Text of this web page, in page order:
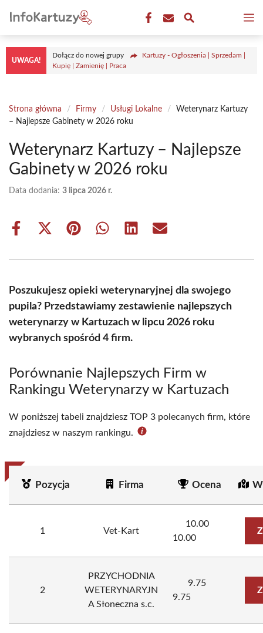
treści
UWAGA!
Dołącz do nowej grupy
Kartuzy - Ogłoszenia | Sprzedam |
Kupię | Zamienię | Praca
Strona główna / Firmy / Usługi Lokalne /
Weterynarz Kartuzy
– Najlepsze Gabinety w 2026 roku
Weterynarz Kartuzy – Najlepsze
Gabinety w 2026 roku
Data dodania: 3 lipca 2026 r.
Share
Share
(Twitter)
Share Share Share Share
Poszukujesz opieki weterynaryjnej dla swojego
pupila? Przedstawiamy zestawienie najlepszych
weterynarzy w Kartuzach w lipcu 2026 roku
wybranych spośród 4 firm.
Porównanie Najlepszych Firm w
Rankingu Weterynarzy w Kartuzach
W poniższej tabeli znajdziesz TOP 3 polecanych firm, które
znajdziesz w naszym rankingu.
Pozycja Firma Ocena
1 Vet-Kart
10.00
10.00
2
PRZYCHODNIA
WETERYNARYJN
A Słoneczna s.c.
9.75
9.75